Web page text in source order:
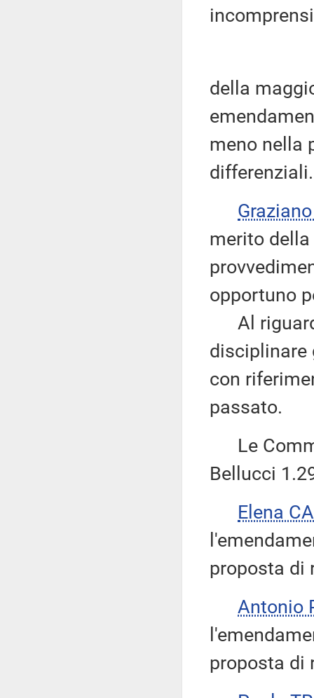
della
meno nella
differenziali.
merito
opportuno
Al
disciplinare
con
passato.
Le
Bellucci
Elena
proposta di
Antonio
proposta di